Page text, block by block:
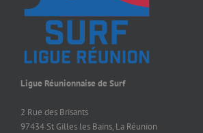
Ligue Réunionnaise de Surf
2 Rue des Brisants
97434 St Gilles les Bains, La Réunion